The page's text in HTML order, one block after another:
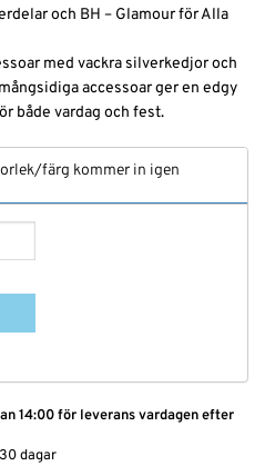
och BH – Glamour för Alla
med vackra silverkedjor och
accessoar ger en edgy
både vardag och fest.
färg kommer in igen
14:00 för leverans vardagen efter
dagar